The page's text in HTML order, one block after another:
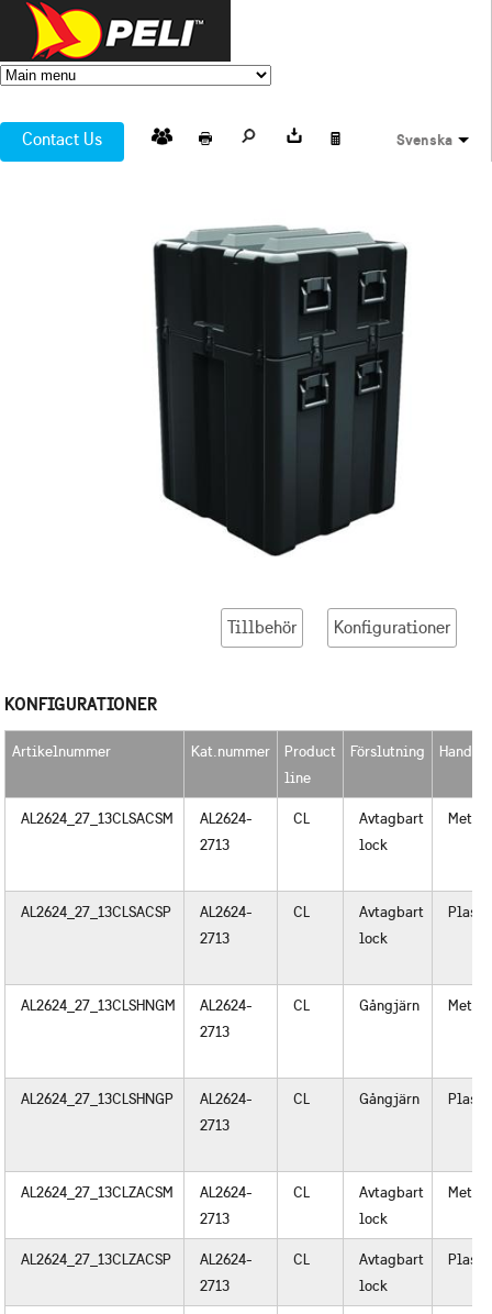
Contact Us Svenska
Tillbehör Konfigurationer
KONFIGURATIONER
Artikelnummer Kat.nummer
Product
line
Förslutning
AL2624_27_13CLSACSM
AL2624-
2713
CL
Avtagbart
lock
Metall
AL2624_27_13CLSACSP
AL2624-
2713
CL
Avtagbart
lock
Plast
AL2624_27_13CLSHNGM
AL2624-
2713
CL Gångjärn Metall
AL2624_27_13CLSHNGP
AL2624-
2713
CL Gångjärn Plast
AL2624_27_13CLZACSM
AL2624-
2713
CL
Avtagbart
lock
Metall
AL2624_27_13CLZACSP
AL2624-
2713
CL
Avtagbart
lock
Plast